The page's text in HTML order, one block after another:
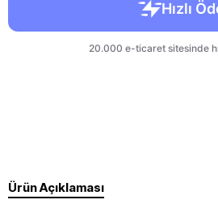
Ürün Açıklaması